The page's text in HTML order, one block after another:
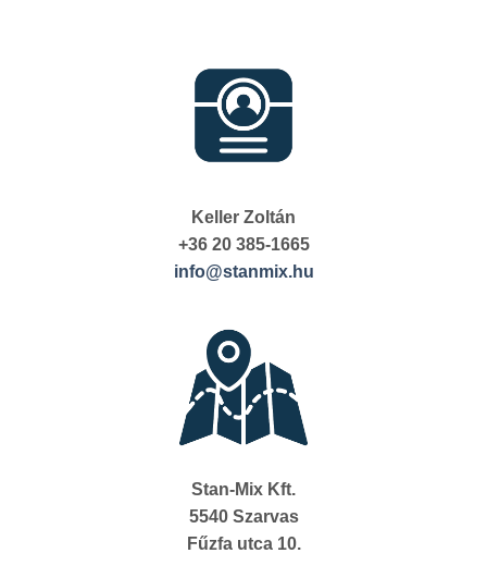
Keller Zoltán
+36 20 385-1665
info@stanmix.hu
Stan-Mix Kft.
5540 Szarvas
Fűzfa utca 10.